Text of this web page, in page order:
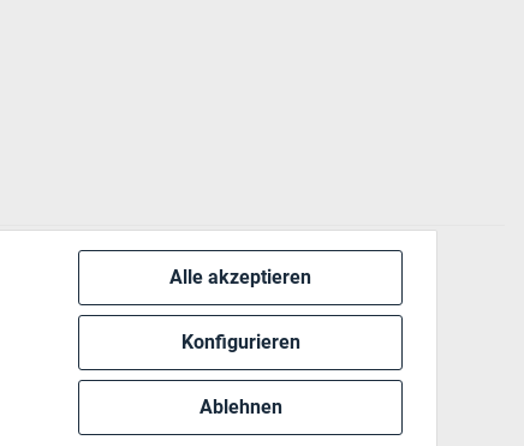
Alle akzeptieren
Konfigurieren
Ablehnen